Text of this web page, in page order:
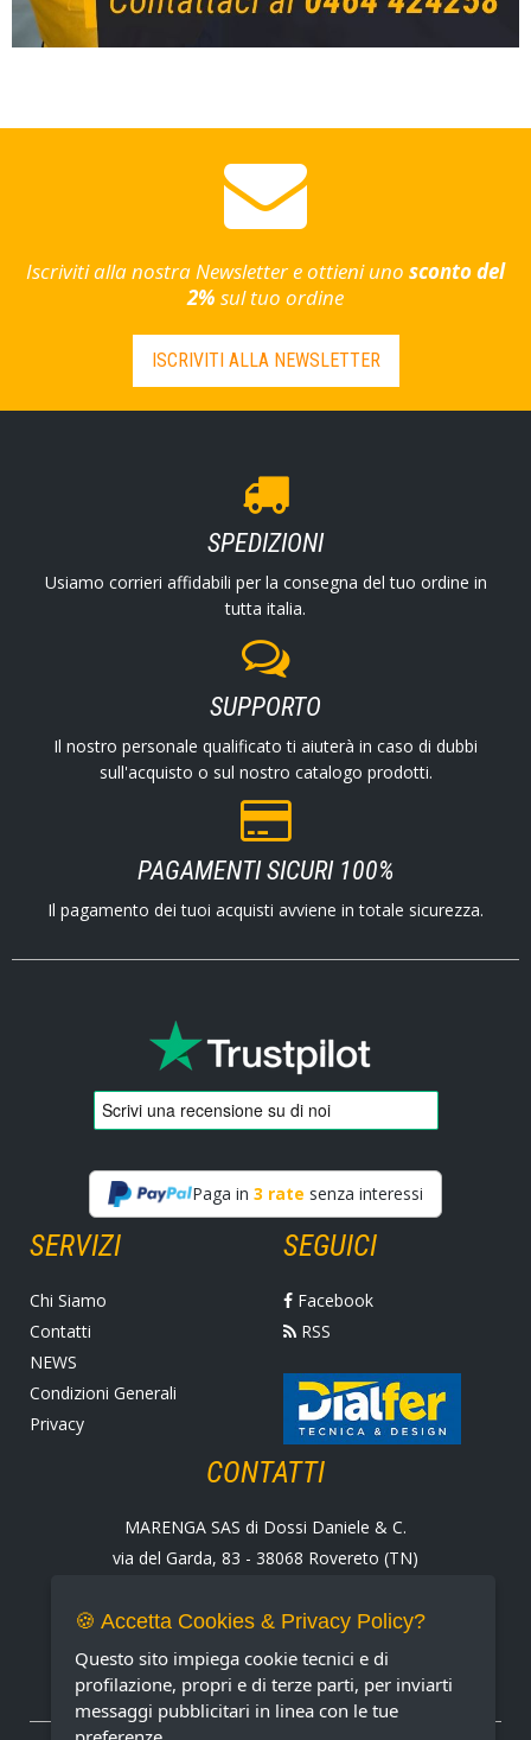
Iscriviti alla nostra Newsletter e ottieni uno sconto del
2% sul tuo ordine
ISCRIVITI ALLA NEWSLETTER
SPEDIZIONI
Usiamo corrieri affidabili per la consegna del tuo ordine in
tutta italia.
SUPPORTO
Il nostro personale qualificato ti aiuterà in caso di dubbi
sull'acquisto o sul nostro catalogo prodotti.
PAGAMENTI SICURI 100%
Il pagamento dei tuoi acquisti avviene in totale sicurezza.
Paga in 3 rate senza interessi
SERVIZI
Chi Siamo
Contatti
NEWS
Condizioni Generali
Privacy
SEGUICI
Facebook
RSS
CONTATTI
MARENGA SAS di Dossi Daniele & C.
via del Garda, 83 - 38068 Rovereto (TN)
Fax +39 0464 430938
E-mail: marenga@marenga.it
Partita IVA IT02232370227
🍪 Accetta Cookies & Privacy Policy?
Questo sito impiega cookie tecnici e di
profilazione, propri e di terze parti, per inviarti
messaggi pubblicitari in linea con le tue